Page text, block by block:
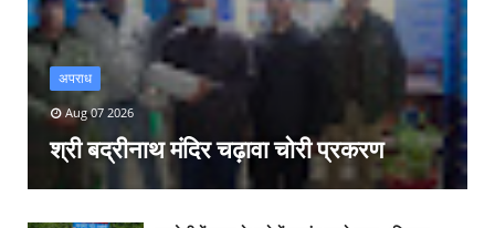
अपराध
Aug 07 2026
श्री बद्रीनाथ मंदिर चढ़ावा चोरी प्रकरण